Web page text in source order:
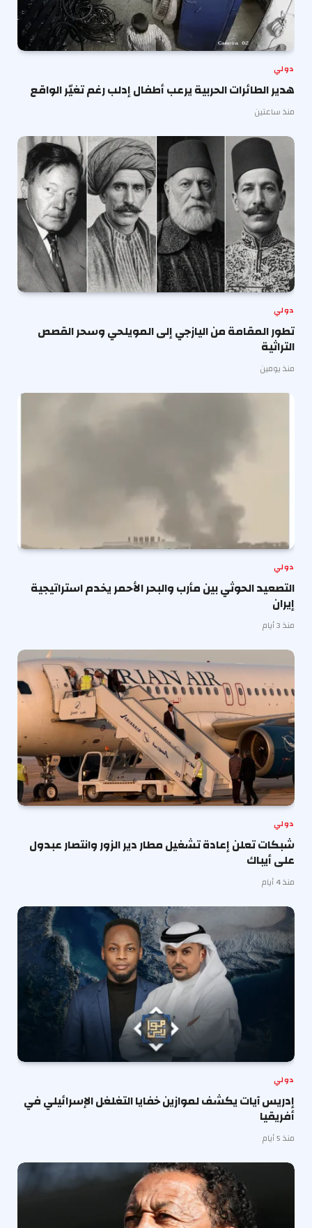
دولي
هدير الطائرات الحربية يرعب أطفال إدلب رغم تغيّر الواقع
منذ ساعتين
دولي
تطور المقامة من اليازجي إلى المويلحي وسحر القصص
التراثية
منذ يومين
دولي
التصعيد الحوثي بين مأرب والبحر الأحمر يخدم استراتيجية
إيران
منذ 3 أيام
دولي
شبكات تعلن إعادة تشغيل مطار دير الزور وانتصار عبدول
على أيباك
منذ 4 أيام
دولي
إدريس آيات يكشف لموازين خفايا التغلغل الإسرائيلي في
أفريقيا
منذ 5 أيام